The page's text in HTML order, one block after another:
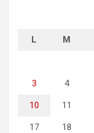
L M
3 4
10 11
17 18